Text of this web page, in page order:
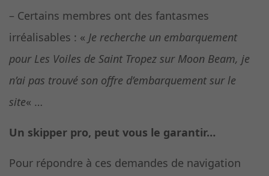
– Certains membres ont des fantasmes
irréalisables : « Je recherche un embarquement
pour Les Voiles de Saint Tropez sur Moon Beam, je
n’ai pas trouvé son offre d’embarquement sur le
site« …
Un skipper pro, peut vous le garantir…
Pour répondre à ces demandes de navigation